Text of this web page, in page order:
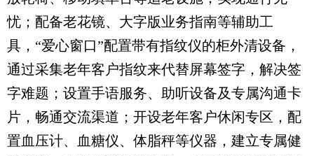
忧；配备老花镜、大字版业务指南等辅助工
具，“爱心窗口”配置带有指纹仪的柜外清设备，
通过采集老年客户指纹来代替屏幕签字，解决签
字难题；设置手语服务、助听设备及专属沟通卡
片，畅通交流渠道；开设老年客户休闲专区，配
置血压计、血糖仪、体脂秤等仪器，建立专属健